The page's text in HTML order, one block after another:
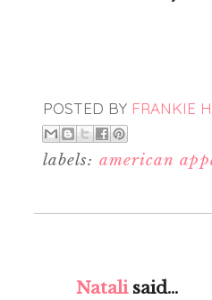
POSTED BY FRANKIE
labels: american
Natalisaid...